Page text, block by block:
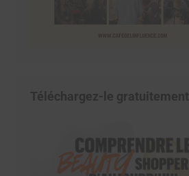
Téléchargez-le gratuitement